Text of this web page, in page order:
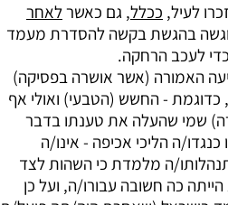
לעיל, ככלל, גם כאשרלאחר
בהגשת בקשה להסדרת מעמד
לעכב הרחקה.
האמורה (אשר אושרה בפסיקה)
כדוגמת - החשש (הטבעי) ואולי אף
שמי שהעלה את טענתו בדבר
ה הליכי אכיפה - אינו/ה
ה מלמדת כי השהות לצד
כה חשובה עבורו/ה, ועל כן